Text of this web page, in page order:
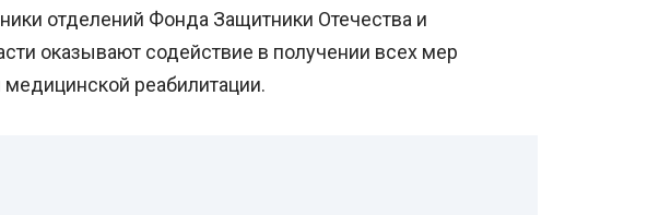
отделений Фонда Защитники Отечества и
оказывают содействие в получении всех мер
реабилитации.